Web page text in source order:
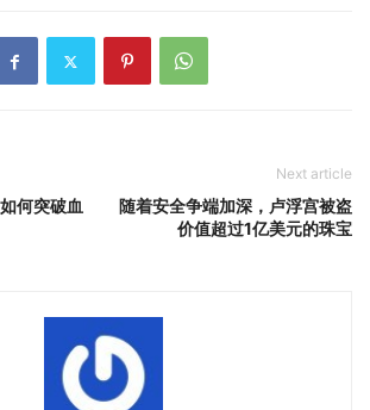
何突破血
Next article
随着安全争端加深，卢浮宫被盗
价值超过1亿美元的珠宝